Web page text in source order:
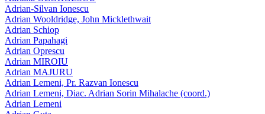
Adrian-Silvan Ionescu
Adrian Wooldridge, John Micklethwait
Adrian Schiop
Adrian Papahagi
Adrian Oprescu
Adrian MIROIU
Adrian MAJURU
Adrian Lemeni, Pr. Razvan Ionescu
Adrian Lemeni, Diac. Adrian Sorin Mihalache (coord.)
Adrian Lemeni